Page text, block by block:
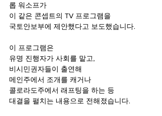
롭 워소프가
이 같은 콘셉트의 TV 프로그램을
국토안보부에 제안했다고 보도했습니다.
이 프로그램은
유명 진행자가 사회를 맡고,
비시민권자들이 출연해
메인주에서 조개를 캐거나
콜로라도주에서 래프팅을 하는 등
대결을 펼치는 내용으로 전해졌습니다.